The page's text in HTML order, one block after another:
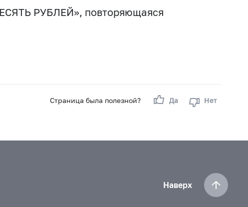
РУБЛЕЙ», повторяющаяся
Страница была полезной? Да Нет
Наверх